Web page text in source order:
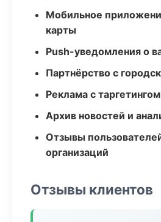
Мобильное
карты
Push-уведомления о
Партнёрство с
Реклама с
Архив новостей и
Отзывы
организаций
Отзывы клиентов